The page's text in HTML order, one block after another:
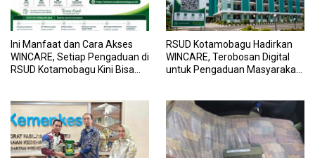
Ini Manfaat dan Cara Akses
WINCARE, Setiap Pengaduan di
RSUD Kotamobagu Kini Bisa
RSUD Kotamobagu Hadirkan
WINCARE, Terobosan Digital
untuk Pengaduan Masyarakat